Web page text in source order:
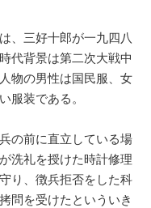
、三好十郎が一九四八
代背景は第二次大戦中
物の男性は国民服、女
服装である。
の前に直立している場
洗礼を授けた時計修理
り、徴兵拒否をした科
問を受けたといういき